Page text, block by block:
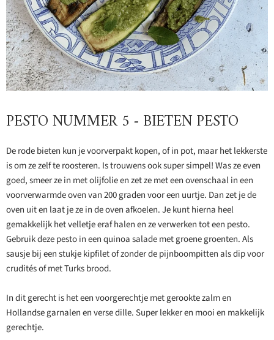
PESTO NUMMER 5 - BIETEN PESTO
De rode bieten kun je voorverpakt kopen, of in pot, maar het lekkerste
is om ze zelf te roosteren. Is trouwens ook super simpel! Was ze even
goed, smeer ze in met olijfolie en zet ze met een ovenschaal in een
voorverwarmde oven van 200 graden voor een uurtje. Dan zet je de
oven uit en laat je ze in de oven afkoelen. Je kunt hierna heel
gemakkelijk het velletje eraf halen en ze verwerken tot een pesto.
Gebruik deze pesto in een quinoa salade met groene groenten. Als
sausje bij een stukje kipfilet of zonder de pijnboompitten als dip voor
crudités of met Turks brood.
In dit gerecht is het een voorgerechtje met gerookte zalm en
Hollandse garnalen en verse dille. Super lekker en mooi en makkelijk
gerechtje.